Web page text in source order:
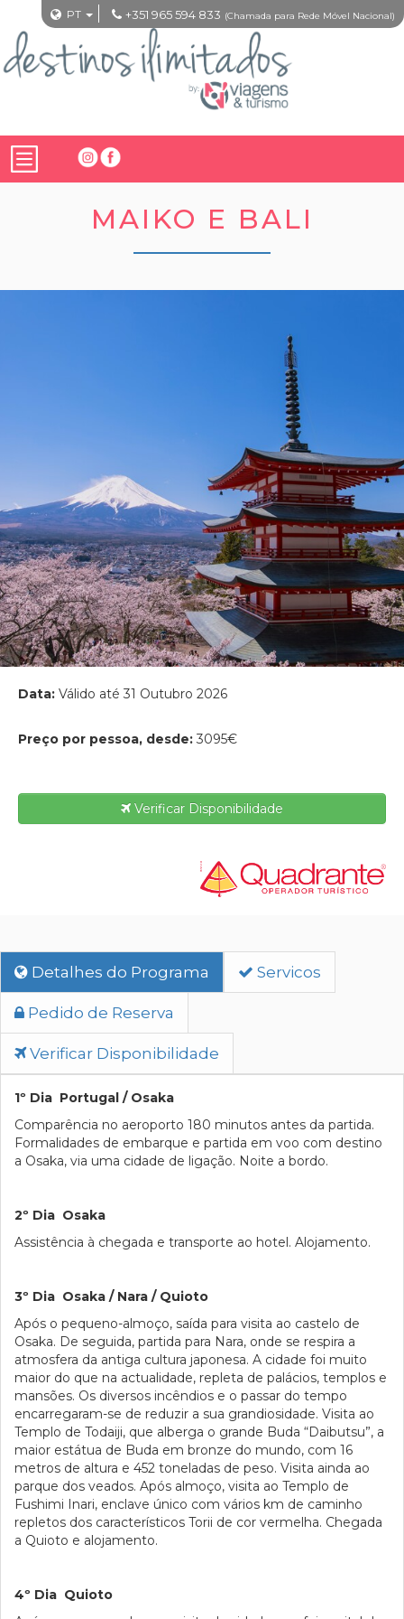
PT +351 965 594 833 (Chamada para Rede Móvel Nacional)
MAIKO E BALI
Data: Válido até 31 Outubro 2026
Preço por pessoa, desde: 3095€
Verificar Disponibilidade
Detalhes do Programa Servicos
Pedido de Reserva
Verificar Disponibilidade
1º Dia Portugal / Osaka
Comparência no aeroporto 180 minutos antes da partida.
Formalidades de embarque e partida em voo com destino
a Osaka, via uma cidade de ligação. Noite a bordo.
2º Dia Osaka
Assistência à chegada e transporte ao hotel. Alojamento.
3º Dia Osaka / Nara / Quioto
Após o pequeno-almoço, saída para visita ao castelo de
Osaka. De seguida, partida para Nara, onde se respira a
atmosfera da antiga cultura japonesa. A cidade foi muito
maior do que na actualidade, repleta de palácios, templos e
mansões. Os diversos incêndios e o passar do tempo
encarregaram-se de reduzir a sua grandiosidade. Visita ao
Templo de Todaiji, que alberga o grande Buda “Daibutsu”, a
maior estátua de Buda em bronze do mundo, com 16
metros de altura e 452 toneladas de peso. Visita ainda ao
parque dos veados. Após almoço, visita ao Templo de
Fushimi Inari, enclave único com vários km de caminho
repletos dos característicos Torii de cor vermelha. Chegada
a Quioto e alojamento.
4º Dia Quioto